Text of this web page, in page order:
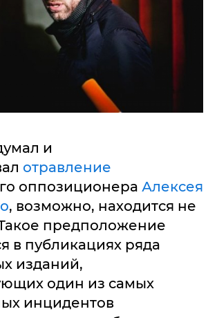
и
отравление
оппозиционера Алексея
, возможно, находится не
предположение
в публикациях ряда
изданий,
один из самых
инцидентов